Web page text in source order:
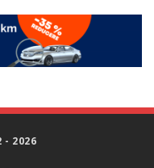
- 2026